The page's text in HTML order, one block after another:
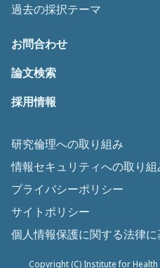
過去の採択テーマ
お問合わせ
論文検索
採用情報
研究倫理への取り組み
情報セキュリティへの取り組
プライバシーポリシー
サイトポリシー
個人情報保護に関する法律
Copyright (C) Institute for Health